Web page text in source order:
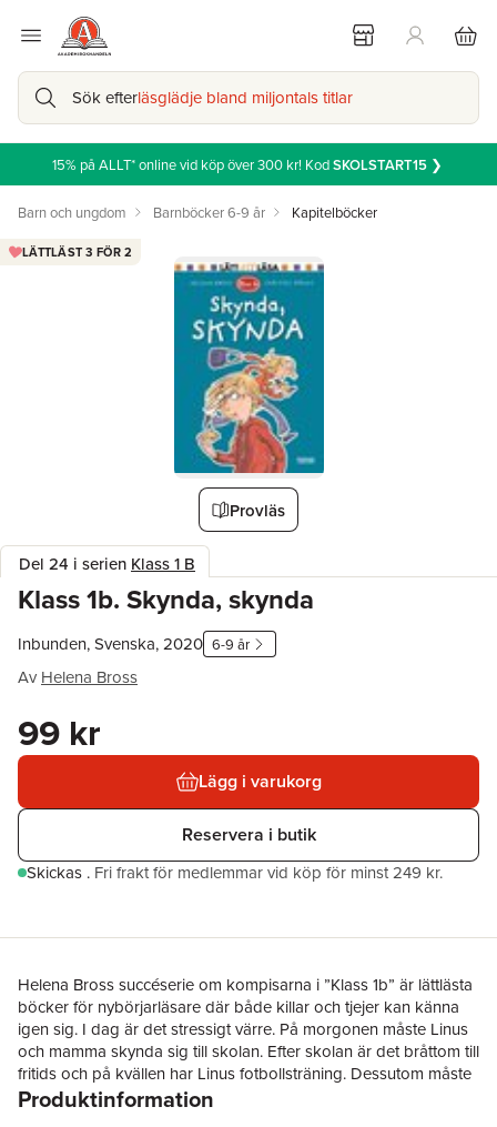
Sök efterläsglädje bland miljontals titlar
15% på ALLT* online vid köp över 300 kr! KodSKOLSTART15❯
Barn och ungdom Barnböcker 6-9 år Kapitelböcker
Provläs
Del 24 i serien Klass 1 B
Klass 1b. Skynda, skynda
LÄTTLÄST 3 FÖR 2
Inbunden, Svenska, 2020 6-9 år
Av Helena Bross
99 kr
Lägg i varukorg
Reservera i butik
Skickas . Fri frakt för medlemmar vid köp för minst 249 kr.
Helena Bross succéserie om kompisarna i ”Klass 1b” är lättlästa
böcker för nybörjarläsare där både killar och tjejer kan känna
igen sig. I dag är det stressigt värre. På morgonen måste Linus
och mamma skynda sig till skolan. Efter skolan är det bråttom till
fritids och på kvällen har Linus fotbollsträning. Dessutom måste
mamma handla på hemvägen innan Linus kan äta lite snabbt.
Produktinformation